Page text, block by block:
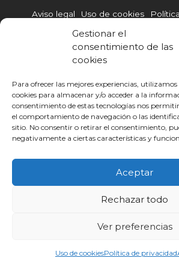
Gestionar el
consentimiento de las
cookies
Para ofrecer las mejores experiencias,
cookies para almacenar y/o acceder a la
consentimiento de estas tecnologías nos
el comportamiento de navegación o las
sitio. No consentir o retirar el consentimiento,
negativamente a ciertas características y
Aceptar
Rechazar todo
Ver preferencias
Uso de cookiesPolítica de privacidad
s
a
p
p
b
o
o
k
t
t
e
n
n
Aviso legal Uso de cookies
Política de gestión integrada
Otras webs de Infoca